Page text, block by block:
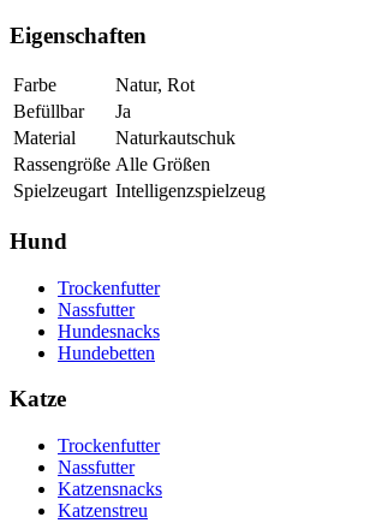
Eigenschaften
Farbe
Natur, Rot
Befüllbar
Ja
Material
Naturkautschuk
Rassengröße Alle Größen
Spielzeugart Intelligenzspielzeug
Hund
Trockenfutter
Nassfutter
Hundesnacks
Hundebetten
Katze
Trockenfutter
Nassfutter
Katzensnacks
Katzenstreu